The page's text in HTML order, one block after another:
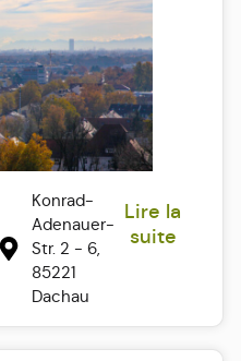
Konrad-
Adenauer-
Str. 2 - 6,
85221
Dachau
Lire la
suite